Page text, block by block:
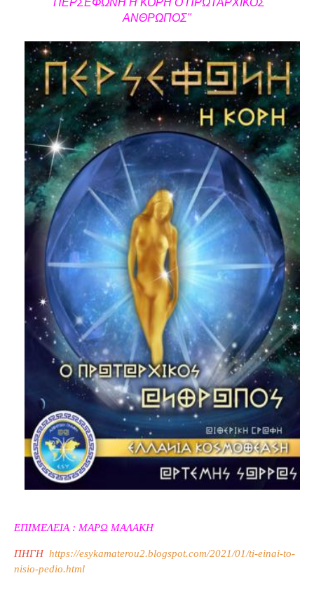
"ΠΕΡΣΕΦΩΝΗ Η ΚΟΡΗ Ο ΠΡΩΤΑΡΧΙΚΟΣ
ΑΝΘΡΩΠΟΣ"
ΕΠΙΜΕΛΕΙΑ : ΜΑΡΩ ΜΑΛΑΚΗ
ΠΗΓΗ https://esykamaterou2.blogspot.com/2021/01/ti-einai-to-
nisio-pedio.html